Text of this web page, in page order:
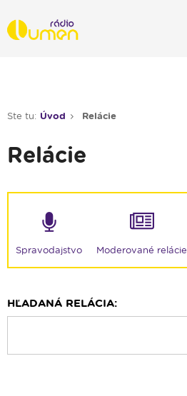
Ste tu: Úvod Relácie
Relácie
Spravodajstvo Moderované relácie
HĽADANÁ RELÁCIA: